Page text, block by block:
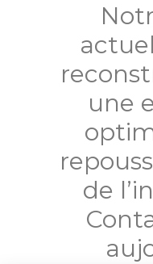
une
de